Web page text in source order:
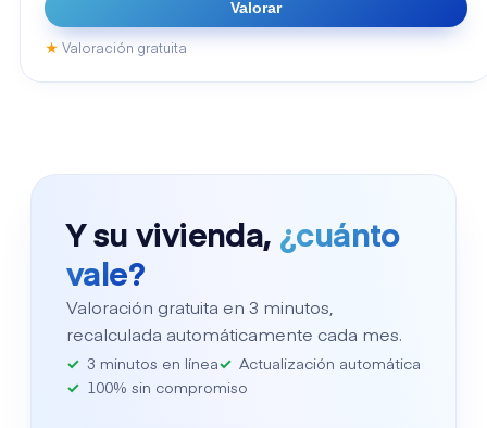
Valorar
★ Valoración gratuita
Y su vivienda, ¿cuánto
vale?
Valoración gratuita en 3 minutos,
recalculada automáticamente cada mes.
3 minutos en línea
Actualización automática
100% sin compromiso